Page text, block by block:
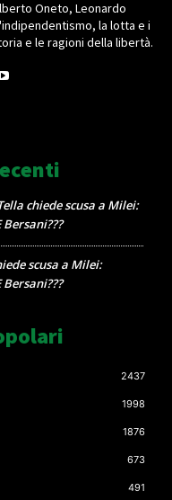
Oneto, Leonardo
la lotta e i
e le ragioni della libertà.
chiede scusa a Milei:
scusa a Milei:
2437
1998
1876
673
491